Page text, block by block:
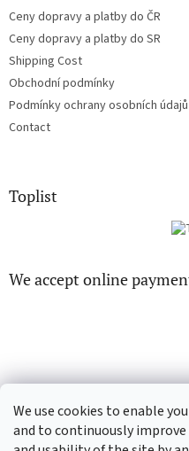
We use cookies to enable
and to continuously
Ceny dopravy a platby do ČR
Ceny dopravy a platby do SR
Shipping Cost
Obchodní podmínky
Podmínky ochrany osobních údajů
Contact
Toplist
We accept online